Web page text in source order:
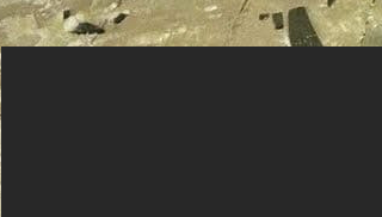
Жильцы дома обратились в полицию. Сейчас